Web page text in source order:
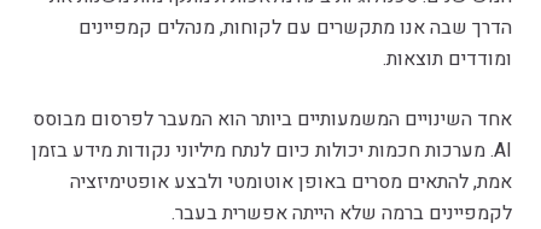
הדרך שבה אנו מתקשרים עם לקוחות, מנהלים קמפיינים
ומודדים תוצאות.
אחד השינויים המשמעותיים ביותר הוא המעבר לפרסום מבוסס
AI. מערכות חכמות יכולות כיום לנתח מיליוני נקודות מידע בזמן
אמת, להתאים מסרים באופן אוטומטי ולבצע אופטימיזציה
לקמפיינים ברמה שלא הייתה אפשרית בעבר.